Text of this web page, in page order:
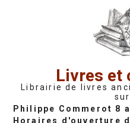
Livres et
Librairie de livres
sur